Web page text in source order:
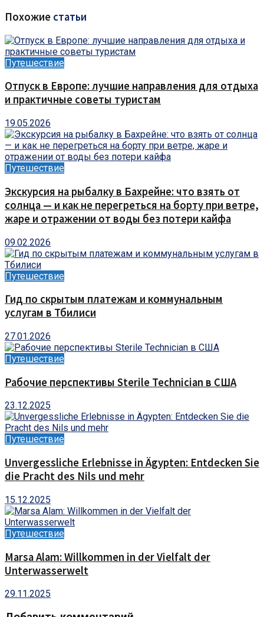
Похожие статьи
Путешествие
Отпуск в Европе: лучшие направления для отдыха
и практичные советы туристам
19.05.2026
Путешествие
Экскурсия на рыбалку в Бахрейне: что взять от
солнца — и как не перегреться на борту при ветре,
жаре и отражении от воды без потери кайфа
09.02.2026
Путешествие
Гид по скрытым платежам и коммунальным
услугам в Тбилиси
27.01.2026
Путешествие
Рабочие перспективы Sterile Technician в США
23.12.2025
Путешествие
Unvergessliche Erlebnisse in Ägypten: Entdecken Sie
die Pracht des Nils und mehr
15.12.2025
Путешествие
Marsa Alam: Willkommen in der Vielfalt der
Unterwasserwelt
29.11.2025